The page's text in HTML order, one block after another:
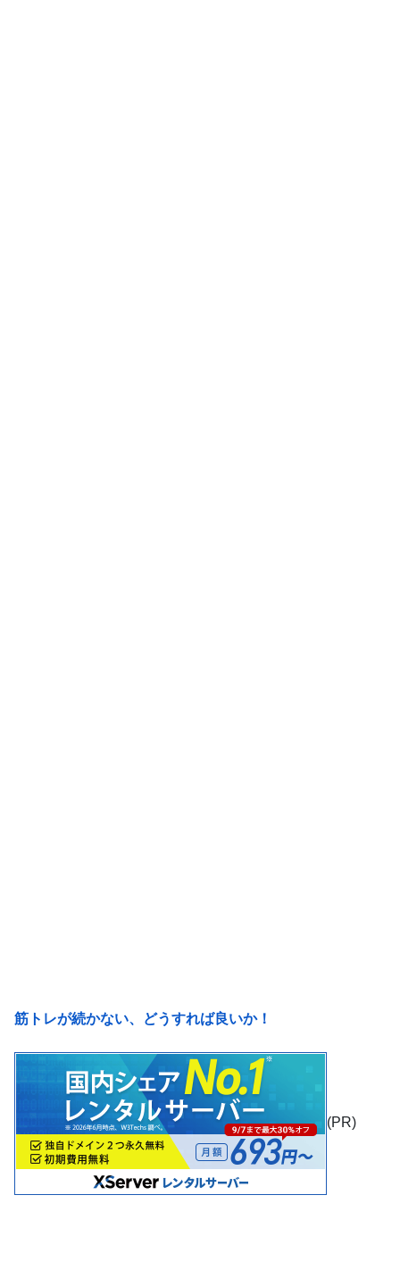
筋トレが続かない、どうすれば良いか！
(PR)